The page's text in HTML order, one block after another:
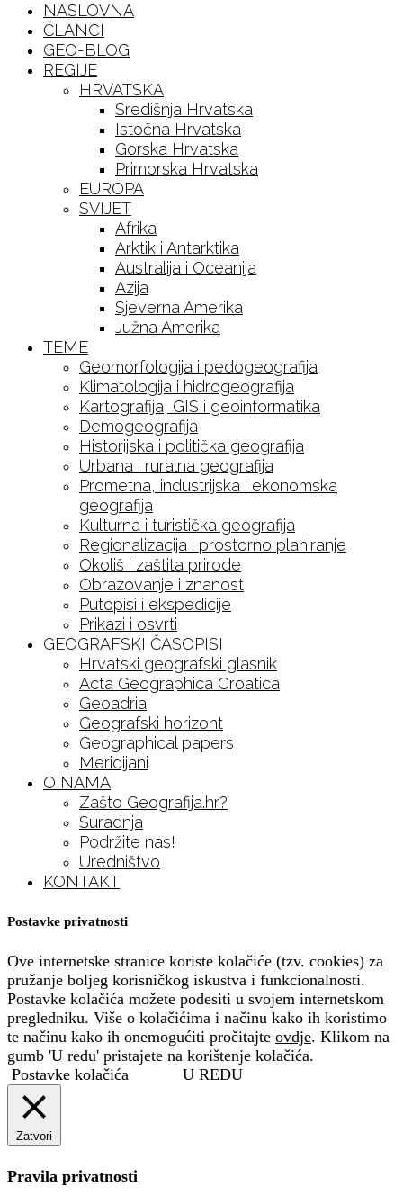
NASLOVNA
ČLANCI
GEO-BLOG
REGIJE
HRVATSKA
Središnja Hrvatska
Istočna Hrvatska
Gorska Hrvatska
Primorska Hrvatska
EUROPA
SVIJET
Afrika
Arktik i Antarktika
Australija i Oceanija
Azija
Sjeverna Amerika
Južna Amerika
TEME
Geomorfologija i pedogeografija
Klimatologija i hidrogeografija
Kartografija, GIS i geoinformatika
Demogeografija
Historijska i politička geografija
Urbana i ruralna geografija
Prometna, industrijska i ekonomska
geografija
Kulturna i turistička geografija
Regionalizacija i prostorno planiranje
Okoliš i zaštita prirode
Obrazovanje i znanost
Putopisi i ekspedicije
Prikazi i osvrti
GEOGRAFSKI ČASOPISI
Hrvatski geografski glasnik
Acta Geographica Croatica
Geoadria
Geografski horizont
Geographical papers
Meridijani
O NAMA
Zašto Geografija.hr?
Suradnja
Podržite nas!
Uredništvo
KONTAKT
Postavke privatnosti
Ove internetske stranice koriste kolačiće (tzv. cookies) za
pružanje boljeg korisničkog iskustva i funkcionalnosti.
Postavke kolačića možete podesiti u svojem internetskom
pregledniku. Više o kolačićima i načinu kako ih koristimo
te načinu kako ih onemogućiti pročitajte ovdje. Klikom na
gumb 'U redu' pristajete na korištenje kolačića.
Postavke kolačića
U REDU
Zatvori
Pravila privatnosti